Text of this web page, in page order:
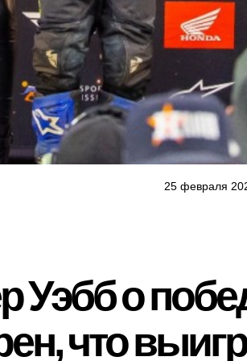
25 февраля
Уэбб о
что